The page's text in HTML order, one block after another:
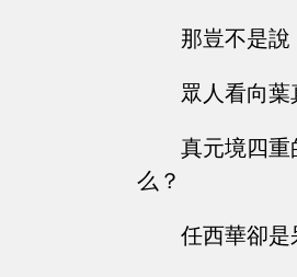
那豈不是
眾人看向
真元境四重
么？
任西華卻是